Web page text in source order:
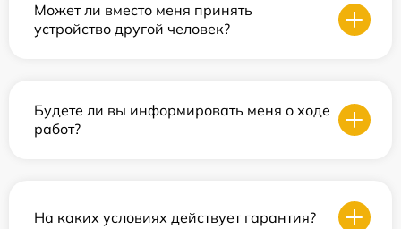
Может ли вместо меня принять
устройство другой человек?
Будете ли вы информировать меня о ходе
работ?
На каких условиях действует гарантия?